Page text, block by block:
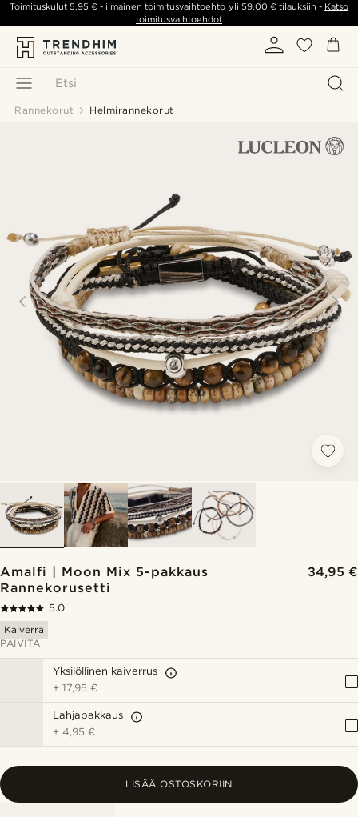
Etsi
Toimituskulut5,95 € - ilmainen toimitusvaihtoehto yli 59,00 €tilauksiin - Katso
toimitusvaihtoehdot
Rannekorut Helmirannekorut
Amalfi | Moon Mix 5-pakkaus
Rannekorusetti
34,95 €
5.0
Kaiverra
PÄIVITÄ
Yksilöllinen kaiverrus
+17,95 €
Lahjapakkaus
+4,95 €
LISÄÄ OSTOSKORIIN